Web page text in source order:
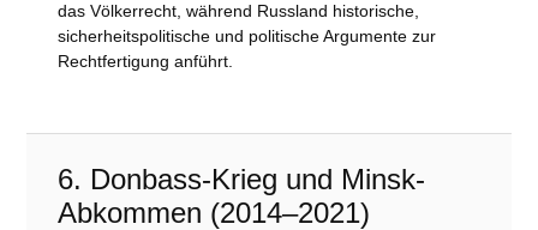
das Völkerrecht, während Russland historische,
sicherheitspolitische und politische Argumente zur
Rechtfertigung anführt.
6. Donbass-Krieg und Minsk-
Abkommen (2014–2021)